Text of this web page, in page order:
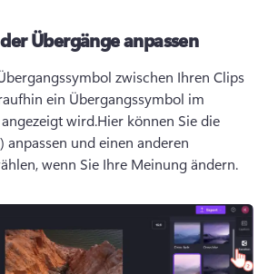
Übergänge anpassen
zwischen Ihren Clips
ein Übergangssymbol im
wird.Hier können Sie die
anpassen und einen anderen
wenn Sie Ihre Meinung ändern.